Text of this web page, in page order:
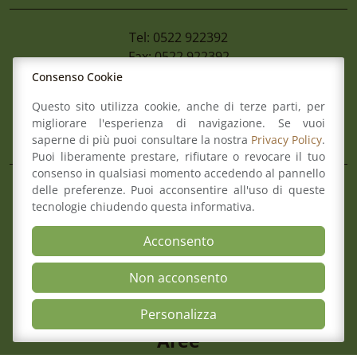
Open
Tel: 0522 922392
Fax: 0522 922392
Mail:info@ordineforense.re.it
L’Ordine
Composizione del Consiglio
Commissioni
Comitato pari opportunità
Osservatori
Richiesta pareri di congruità
Verbali del Consiglio
Aree
Consenso Cookie
Questo sito utilizza cookie, anche di terze parti, per
migliorare l'esperienza di navigazione. Se vuoi
saperne di più puoi consultare la nostra Privacy Policy.
Puoi liberamente prestare, rifiutare o revocare il tuo
consenso in qualsiasi momento accedendo al pannello
delle preferenze. Puoi acconsentire all'uso di queste
tecnologie chiudendo questa informativa.
Acconsento
Non acconsento
Personalizza